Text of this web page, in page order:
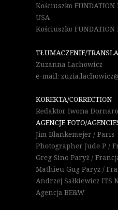
Kościuszko
USA
Kościuszko FUNDATION
TŁUMACZENIE/
Zuzanna Lachowicz
e-mail:
KOREKTA/CORRECTION
Redaktor Iwona
AGENCJE FOTO/
Jim Blankemejer / Paris
Photographer Jude P /
Greg Sino Paryż /
Mathieu Gug Paryż /
Andrzej Sałkiewicz ITS
Agencja BE&W